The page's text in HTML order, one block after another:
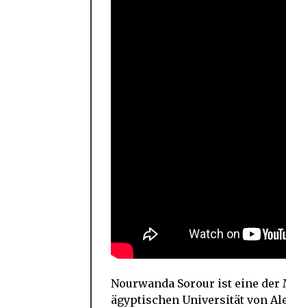
Nourwanda Sorour ist eine der
ägyptischen Universität von